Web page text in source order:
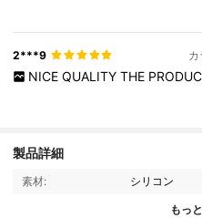
2***9
NICE QUALITY THE
製品詳細
素材: シリコン
もっ
81 フォロワー